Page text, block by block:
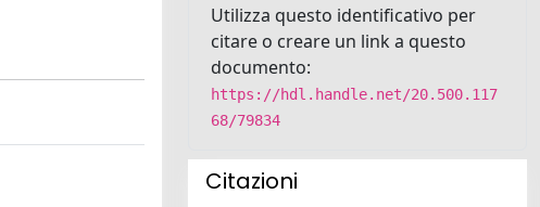
Utilizza questo identificativo per
citare o creare un link a questo
documento:
https://hdl.handle.net/20.500.117
68/79834
Citazioni